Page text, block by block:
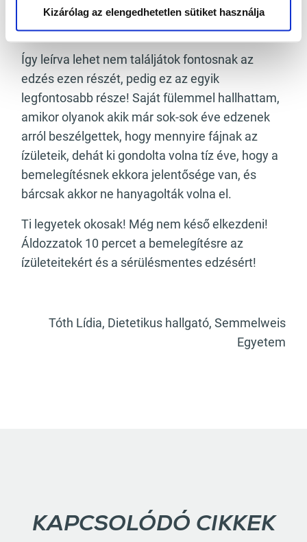
Kizárólag az elengedhetetlen sütiket használja
bemelegítésnek, hogy egy 5-10 percet minimum
szánj rá, és azért melegedj is ki közben.
Így leírva lehet nem találjátok fontosnak az
edzés ezen részét, pedig ez az egyik
legfontosabb része! Saját fülemmel hallhattam,
amikor olyanok akik már sok-sok éve edzenek
arról beszélgettek, hogy mennyire fájnak az
ízületeik, dehát ki gondolta volna tíz éve, hogy a
bemelegítésnek ekkora jelentősége van, és
bárcsak akkor ne hanyagolták volna el.
Ti legyetek okosak! Még nem késő elkezdeni!
Áldozzatok 10 percet a bemelegítésre az
ízületeitekért és a sérülésmentes edzésért!
Tóth Lídia, Dietetikus hallgató, Semmelweis
Egyetem
KAPCSOLÓDÓ CIKKEK